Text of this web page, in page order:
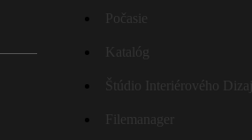
Počasie
Katalóg
Štúdio Interiérového
Filemanager